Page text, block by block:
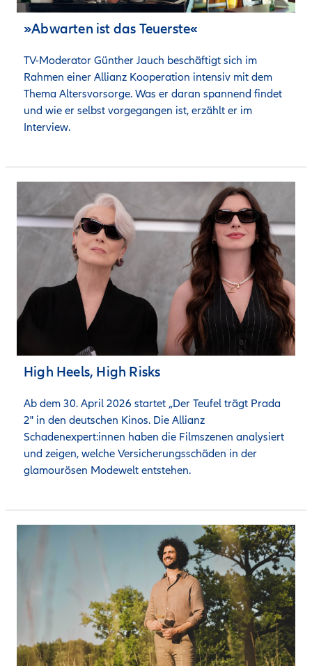
»Abwarten ist das Teuerste«
TV-Moderator Günther Jauch beschäftigt sich im
Rahmen einer Allianz Kooperation intensiv mit dem
Thema Altersvorsorge. Was er daran spannend findet
und wie er selbst vorgegangen ist, erzählt er im
Interview.
High Heels, High Risks
Ab dem 30. April 2026 startet „Der Teufel trägt Prada
2" in den deutschen Kinos. Die Allianz
Schadenexpert:innen haben die Filmszenen analysiert
und zeigen, welche Versicherungsschäden in der
glamourösen Modewelt entstehen.